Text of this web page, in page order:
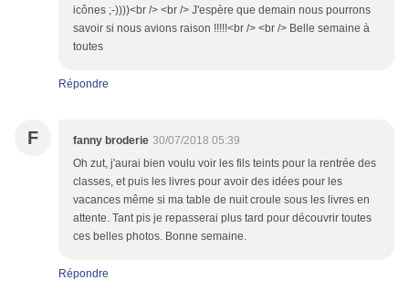
icônes ;-))))<br /> <br /> J'espère que demain nous pourrons
savoir si nous avions raison !!!!!<br /> <br /> Belle semaine à
toutes
Répondre
F fanny broderie 30/07/2018 05:39
Oh zut, j'aurai bien voulu voir les fils teints pour la rentrée des
classes, et puis les livres pour avoir des idées pour les
vacances même si ma table de nuit croule sous les livres en
attente. Tant pis je repasserai plus tard pour découvrir toutes
ces belles photos. Bonne semaine.
Répondre